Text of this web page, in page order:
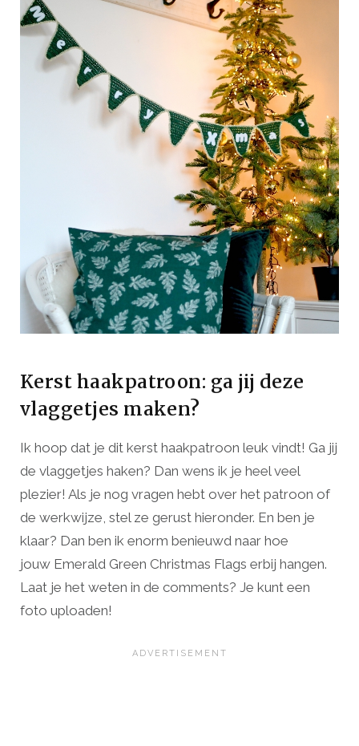
Kerst haakpatroon: ga jij deze
vlaggetjes maken?
Ik hoop dat je dit kerst haakpatroon leuk vindt! Ga jij
de vlaggetjes haken? Dan wens ik je heel veel
plezier! Als je nog vragen hebt over het patroon of
de werkwijze, stel ze gerust hieronder. En ben je
klaar? Dan ben ik enorm benieuwd naar hoe
jouw Emerald Green Christmas Flags erbij hangen.
Laat je het weten in de comments? Je kunt een
foto uploaden!